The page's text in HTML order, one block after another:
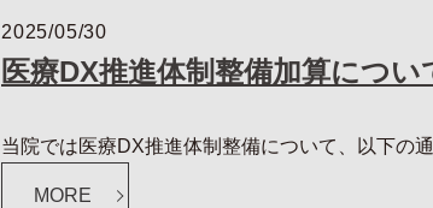
2025/05/30
医療DX推進体制整備加算につい
当院では医療DX推進体制整備について、以下
MORE